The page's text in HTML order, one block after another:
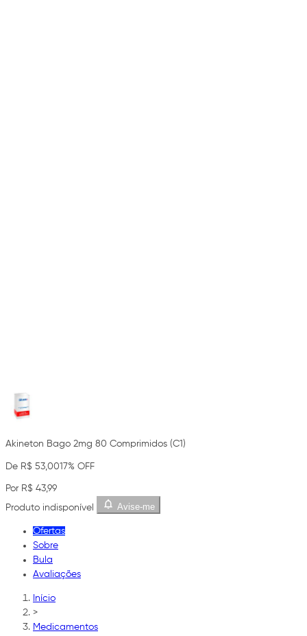
Akineton Bago 2mg 80 Comprimidos (C1)
De R$ 53,0017% OFF
Por R$ 43,99
Produto indisponível
Avise-me
Ofertas
Sobre
Bula
Avaliações
Início
>
Medicamentos